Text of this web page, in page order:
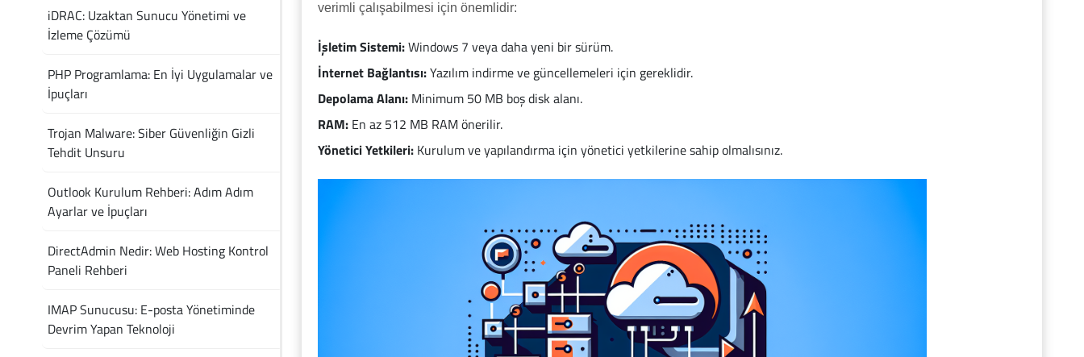
verimli çalışabilmesi için önemlidir:
İşletim Sistemi:Windows 7 veya daha yeni bir sürüm.
İnternet Bağlantısı:Yazılım indirme ve güncellemeleri için gereklidir.
Depolama Alanı: Minimum 50 MB boş disk alanı.
RAM: En az 512 MB RAM önerilir.
Yönetici Yetkileri: Kurulum ve yapılandırma için yönetici yetkilerine sahip olmalısınız.
iDRAC: Uzaktan Sunucu Yönetimi ve
İzleme Çözümü
PHP Programlama: En İyi Uygulamalar ve
İpuçları
Trojan Malware: Siber Güvenliğin Gizli
Tehdit Unsuru
Outlook Kurulum Rehberi: Adım Adım
Ayarlar ve İpuçları
DirectAdmin Nedir: Web Hosting Kontrol
Paneli Rehberi
IMAP Sunucusu: E-posta Yönetiminde
Devrim Yapan Teknoloji